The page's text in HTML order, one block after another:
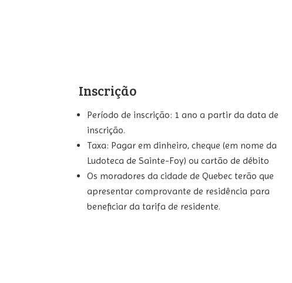
Inscrição
Período de inscrição: 1 ano a partir da data de
inscrição.
Taxa: Pagar em dinheiro, cheque (em nome da
Ludoteca de Sainte-Foy) ou cartão de débito
Os moradores da cidade de Quebec terão que
apresentar comprovante de residência para
beneficiar da tarifa de residente.